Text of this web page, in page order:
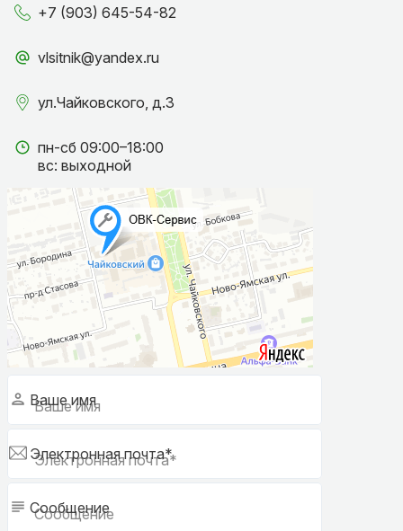
+7 (903) 645-54-82
vlsitnik@yandex.ru
ул.Чайковского, д.3
пн-сб 09:00–18:00
вс: выходной
Ваше имя
Электронная почта*
Сообщение